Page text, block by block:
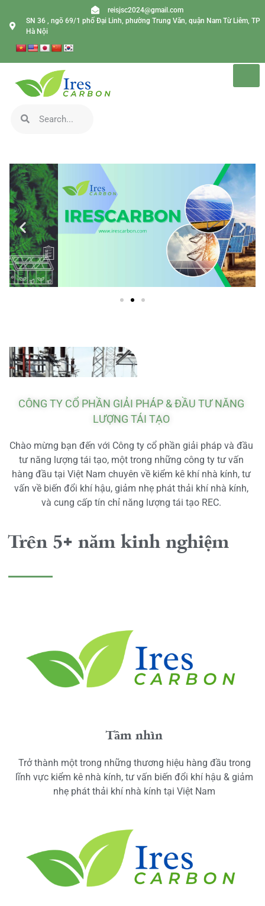
reisjsc2024@gmail.com
SN 36 , ngõ 69/1 phố Đại Linh, phường Trung Văn, quận Nam Từ Liêm, TP
Hà Nội
CÔNG TY CỔ PHẦN GIẢI PHÁP & ĐẦU TƯ NĂNG
LƯỢNG TÁI TẠO
Chào mừng bạn đến với Công ty cổ phần giải pháp và đầu
tư năng lượng tái tạo, một trong những công ty tư vấn
hàng đầu tại Việt Nam chuyên về kiểm kê khí nhà kính, tư
vấn về biến đổi khí hậu, giảm nhẹ phát thải khí nhà kính,
và cung cấp tín chỉ năng lượng tái tạo REC.
Trên 5+ năm kinh nghiệm
Tầm nhìn
Trở thành một trong những thương hiệu hàng đầu trong
lĩnh vực kiểm kê nhà kính, tư vấn biến đổi khí hậu & giảm
nhẹ phát thải khí nhà kính tại Việt Nam